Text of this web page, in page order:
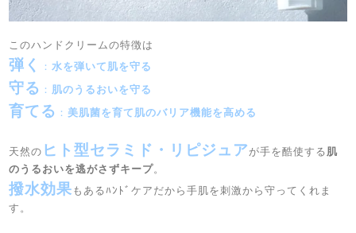
このハンドクリームの特徴は
弾く ：水を弾いて肌を守る
守る ： 肌のうるおいを守る
育てる ： 美肌菌を育て肌のバリア機能を高める
天然の ヒト型セラミド・リピジュア が手を酷使する 肌
のうるおいを逃がさずキープ。
撥水効果 もあるﾊﾝﾄﾞケアだから手肌を刺激から守ってくれま
す。